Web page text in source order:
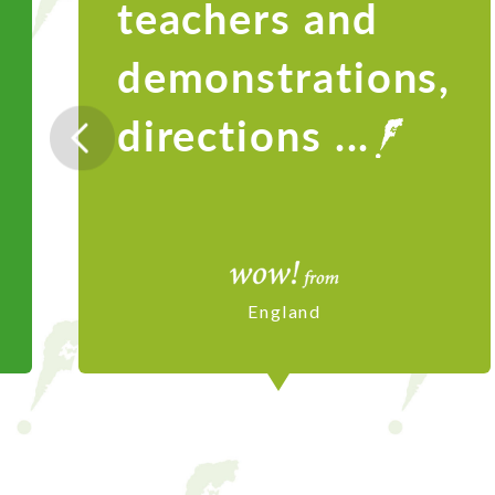
teachers and
demonstrations,
directions ...
England